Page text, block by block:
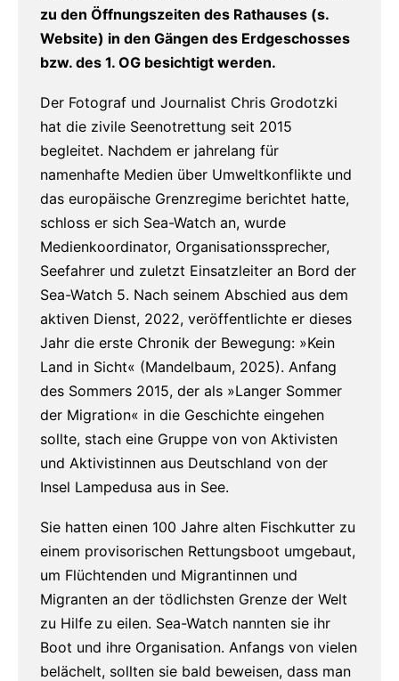
zu den Öffnungszeiten des Rathauses (s.
Website) in den Gängen des Erdgeschosses
bzw. des 1. OG besichtigt werden.
Der Fotograf und Journalist Chris Grodotzki
hat die zivile Seenotrettung seit 2015
begleitet. Nachdem er jahrelang für
namenhafte Medien über Umweltkonflikte und
das europäische Grenzregime berichtet hatte,
schloss er sich Sea-Watch an, wurde
Medienkoordinator, Organisationssprecher,
Seefahrer und zuletzt Einsatzleiter an Bord der
Sea-Watch 5. Nach seinem Abschied aus dem
aktiven Dienst, 2022, veröffentlichte er dieses
Jahr die erste Chronik der Bewegung: »Kein
Land in Sicht« (Mandelbaum, 2025). Anfang
des Sommers 2015, der als »Langer Sommer
der Migration« in die Geschichte eingehen
sollte, stach eine Gruppe von von Aktivisten
und Aktivistinnen aus Deutschland von der
Insel Lampedusa aus in See.
Sie hatten einen 100 Jahre alten Fischkutter zu
einem provisorischen Rettungsboot umgebaut,
um Flüchtenden und Migrantinnen und
Migranten an der tödlichsten Grenze der Welt
zu Hilfe zu eilen. Sea-Watch nannten sie ihr
Boot und ihre Organisation. Anfangs von vielen
belächelt, sollten sie bald beweisen, dass man